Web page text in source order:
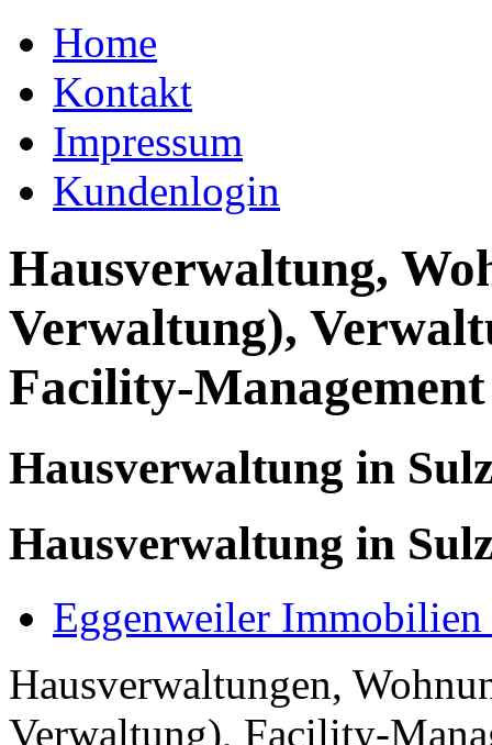
Home
Kontakt
Impressum
Kundenlogin
Hausverwaltung,
Verwaltung),
Facility-Management
Hausverwaltung in
Hausverwaltung in
Eggenweiler
Hausverwaltungen,
Verwaltung), Facility-